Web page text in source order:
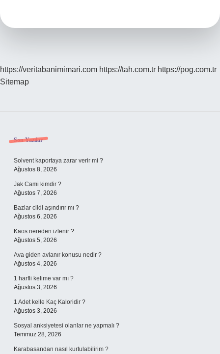
https://veritabanimimari.com https://tah.com.tr https://pog.com.tr
Sitemap
Sidebar
Son Yazılar
Solvent kaportaya zarar verir mi ?
Ağustos 8, 2026
Jak Cami kimdir ?
Ağustos 7, 2026
Bazlar cildi aşındırır mı ?
Ağustos 6, 2026
Kaos nereden izlenir ?
Ağustos 5, 2026
Ava giden avlanır konusu nedir ?
Ağustos 4, 2026
1 harfli kelime var mı ?
Ağustos 3, 2026
1 Adet kelle Kaç Kaloridir ?
Ağustos 3, 2026
Sosyal anksiyetesi olanlar ne yapmalı ?
Temmuz 28, 2026
Karabasandan nasıl kurtulabilirim ?